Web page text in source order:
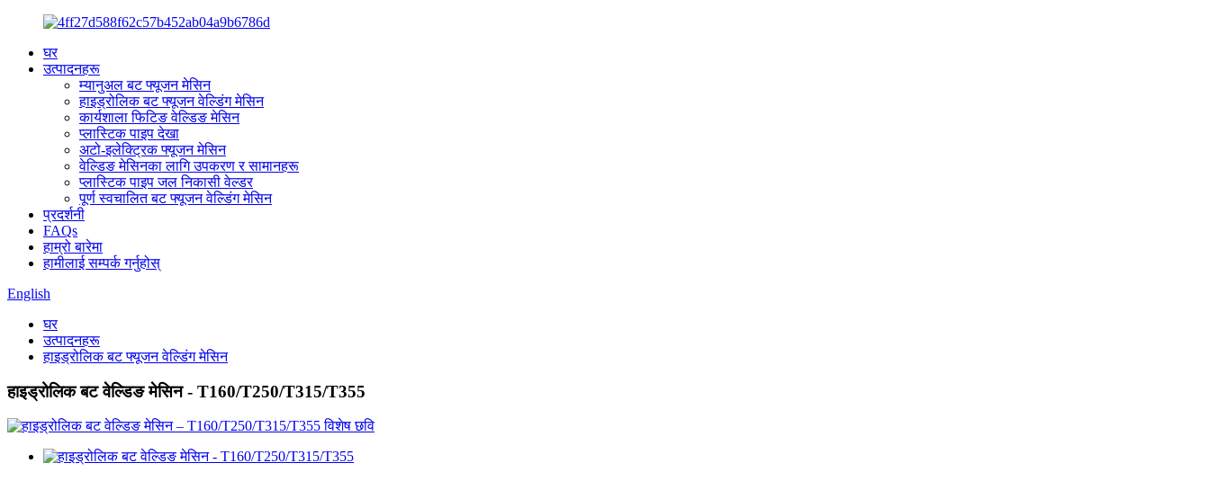
घर
उत्पादनहरू
म्यानुअल बट फ्यूजन मेसिन
हाइड्रोलिक बट फ्यूजन वेल्डिंग मेसिन
कार्यशाला फिटिङ वेल्डिङ मेसिन
प्लास्टिक पाइप देखा
अटो-इलेक्ट्रिक फ्यूजन मेसिन
वेल्डिङ मेसिनका लागि उपकरण र सामानहरू
प्लास्टिक पाइप जल निकासी वेल्डर
पूर्ण स्वचालित बट फ्यूजन वेल्डिंग मेसिन
प्रदर्शनी
FAQs
हाम्रो बारेमा
हामीलाई सम्पर्क गर्नुहोस्
English
घर
उत्पादनहरू
हाइड्रोलिक बट फ्यूजन वेल्डिंग मेसिन
हाइड्रोलिक बट वेल्डिङ मेसिन - T160/T250/T315/T355